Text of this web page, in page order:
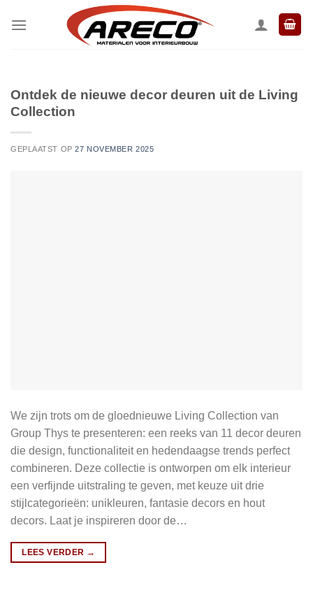
naar
Ontdek de nieuwe decor deuren uit de Living
Collection
GEPLAATST OP27 NOVEMBER 2025
We zijn trots om de gloednieuwe Living Collection van
Group Thys te presenteren: een reeks van 11 decor deuren
die design, functionaliteit en hedendaagse trends perfect
combineren. Deze collectie is ontworpen om elk interieur
een verfijnde uitstraling te geven, met keuze uit drie
stijlcategorieën: unikleuren, fantasie decors en hout
decors. Laat je inspireren door de…
LEES VERDER →